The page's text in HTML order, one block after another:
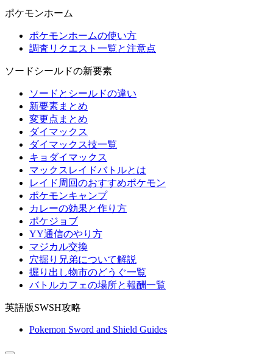
ポケモンホーム
ポケモンホームの使い方
調査リクエスト一覧と注意点
ソードシールドの新要素
ソードとシールドの違い
新要素まとめ
変更点まとめ
ダイマックス
ダイマックス技一覧
キョダイマックス
マックスレイドバトルとは
レイド周回のおすすめポケモン
ポケモンキャンプ
カレーの効果と作り方
ポケジョブ
YY通信のやり方
マジカル交換
穴掘り兄弟について解説
掘り出し物市のどうぐ一覧
バトルカフェの場所と報酬一覧
英語版SWSH攻略
Pokemon Sword and Shield Guides